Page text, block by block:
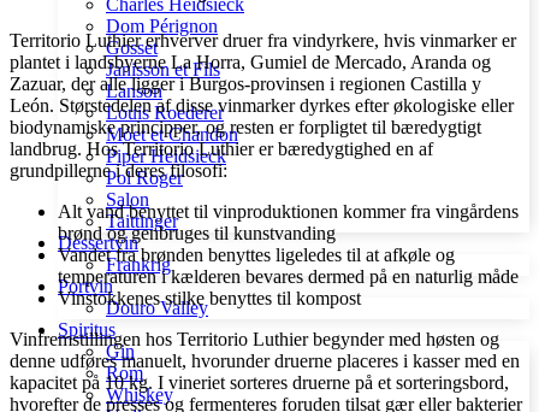
Charles Heidsieck
Dom Pérignon
Gosset
Janisson et Fils
Lanson
Louis Roederer
Móet et Chandon
Piper Heidsieck
Pol Roger
Salon
Taittinger
Dessertvin
Frankrig
Portvin
Douro Valley
Spiritus
Gin
Rom
Whiskey
Territorio Luthier erhverver druer fra vindyrkere, hvis vinmarker er
plantet i landsbyerne La Horra, Gumiel de Mercado, Aranda og
Zazuar, der alle ligger i Burgos-provinsen i regionen Castilla y
León. Størstedelen af disse vinmarker dyrkes efter økologiske eller
biodynamiske principper, og resten er forpligtet til bæredygtigt
landbrug. Hos Territorio Luthier er bæredygtighed en af ​​
grundpillerne i deres filosofi:
Alt vand benyttet til vinproduktionen kommer fra vingårdens
brønd og genbruges til kunstvanding
Vandet fra brønden benyttes ligeledes til at afkøle og
temperaturen i kælderen bevares dermed på en naturlig måde
Vinstokkenes stilke benyttes til kompost
Vinfremstillingen hos Territorio Luthier begynder med høsten og
denne udføres manuelt, hvorunder druerne placeres i kasser med en
kapacitet på 10 kg. I vineriet sorteres druerne på et sorteringsbord,
hvorefter de presses og fermenteres foruden tilsat gær eller bakterier